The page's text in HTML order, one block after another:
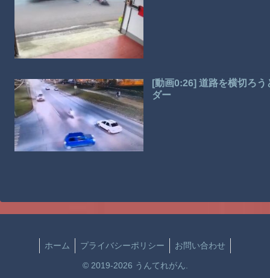
[動画0:26] 道路を横切ろ
ダー
ホーム プライバシーポリシー お問い合わせ
© 2019-2026 うんてれがん.